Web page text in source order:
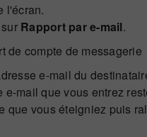
l'écran.
Rapport par e-mail.
e-mail du
e-mail que vous entrez
que vous éteigniez puis